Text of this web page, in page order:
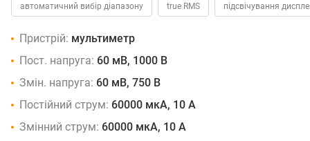
автоматичний вибір діапазону true RMS підсвічування
Пристрій: мультиметр
Пост. напруга: 60 мВ, 1000 В
Змін. напруга: 60 мВ, 750 В
Постійний струм: 60000 мкА, 10 А
Змінний струм: 60000 мкА, 10 А